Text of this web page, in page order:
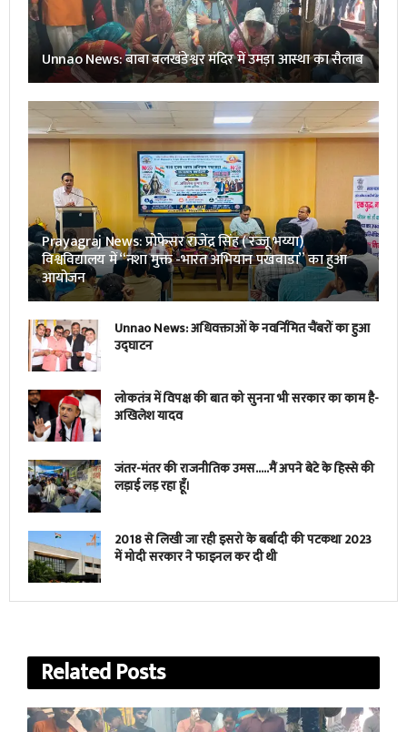
Unnao News: बाबा बलखंडेश्वर मंदिर में उमड़ा आस्था का सैलाब
Prayagraj News: प्रोफेसर राजेंद्र सिंह ( रज्जू भय्या)
विश्वविद्यालय में “नशा मुक्त -भारत अभियान पखवाडा” का हुआ
आयोजन
Unnao News: अधिवक्ताओं के नवर्निमित चैंबरों का हुआ
उद्घाटन
लोकतंत्र में विपक्ष की बात को सुनना भी सरकार का काम है-
अखिलेश यादव
जंतर-मंतर की राजनीतिक उमस…..मैं अपने बेटे के हिस्से की
लड़ाई लड़ रहा हूँ।
2018 से लिखी जा रही इसरो के बर्बादी की पटकथा 2023
में मोदी सरकार ने फाइनल कर दी थी
RelatedPosts